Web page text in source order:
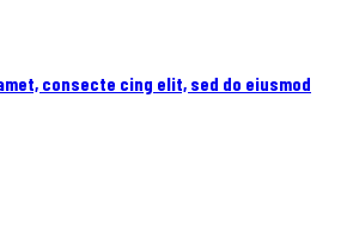
consecte cing elit, sed do eiusmod